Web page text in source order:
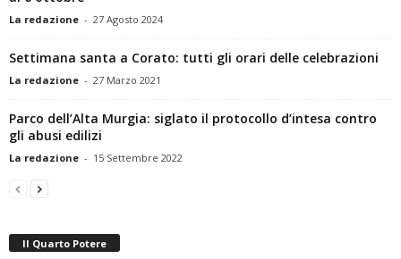
La redazione - 27 Agosto 2024
Settimana santa a Corato: tutti gli orari delle celebrazioni
La redazione - 27 Marzo 2021
Parco dell’Alta Murgia: siglato il protocollo d’intesa contro
gli abusi edilizi
La redazione - 15 Settembre 2022
Il Quarto Potere